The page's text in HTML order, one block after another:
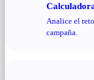
Analice el
campaña.